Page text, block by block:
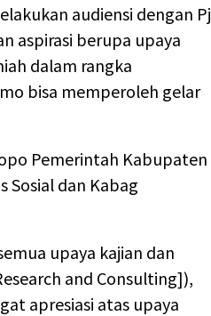
audiensi dengan Pj
aspirasi berupa upaya
dalam rangka
bisa memperoleh gelar
Pemerintah Kabupaten
Sosial dan Kabag
upaya kajian dan
and Consulting]),
apresiasi atas upaya